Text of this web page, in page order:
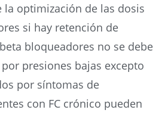
optimización de las dosis
si hay retención de
bloqueadores no se debe
presiones bajas excepto
por síntomas de
con FC crónico pueden